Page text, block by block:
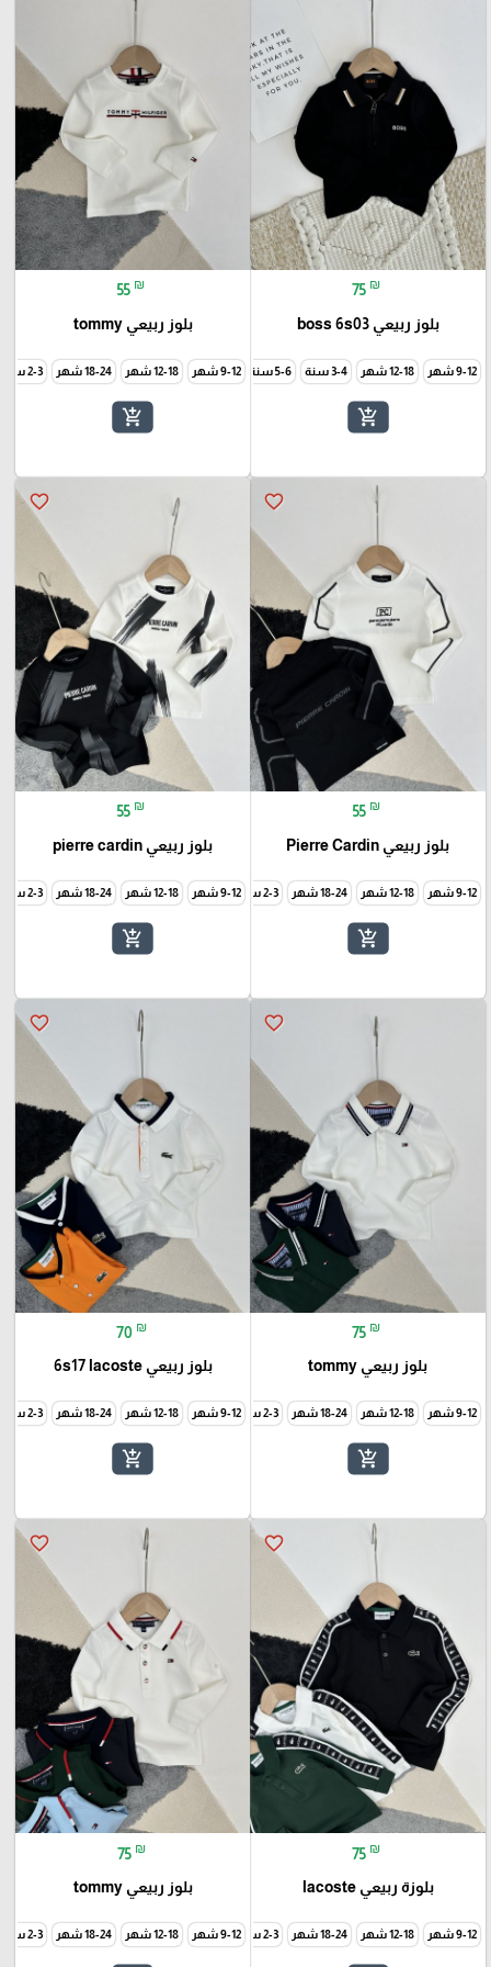
75 ₪
بلوز ربيعي boss 6s03
9-12 شهر 12-18 شهر 3-4 سنة 5-6 سنة 7-8 سنة 9-10 سنة
add_shopping_cart
55 ₪
بلوز ربيعي tommy
9-12 شهر 12-18 شهر 18-24 شهر 2-3 سنة
add_shopping_cart
favorite_border
55 ₪
بلوز ربيعي Pierre Cardin
9-12 شهر 12-18 شهر 18-24 شهر 2-3 سنة 3-4 سنة 5-6 سنة 7-8 سنة 9-10 سنة
add_shopping_cart
favorite_border
55 ₪
بلوز ربيعي pierre cardin
9-12 شهر 12-18 شهر 18-24 شهر 2-3 سنة
add_shopping_cart
favorite_border
75 ₪
بلوز ربيعي tommy
9-12 شهر 12-18 شهر 18-24 شهر 2-3 سنة 3-4 سنة 5-6 سنة 7-8 سنة 9-10 سنة
add_shopping_cart
favorite_border
70 ₪
بلوز ربيعي 6s17 lacoste
9-12 شهر 12-18 شهر 18-24 شهر 2-3 سنة
add_shopping_cart
favorite_border
75 ₪
بلوزة ربيعي lacoste
9-12 شهر 12-18 شهر 18-24 شهر 2-3 سنة 3-4 سنة 5-6 سنة 7-8 سنة 9-10 سنة
favorite_border
75 ₪
بلوز ربيعي tommy
9-12 شهر 12-18 شهر 18-24 شهر 2-3 سنة